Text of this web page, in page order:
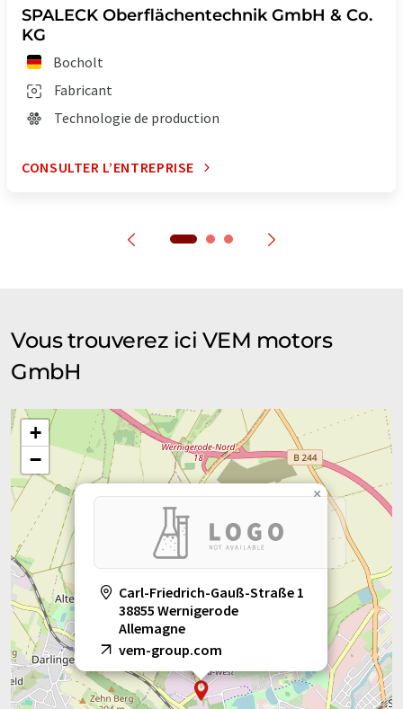
SPALECK Oberflächentechnik GmbH & Co.
KG
Bocholt
Fabricant
Technologie de production
CONSULTER L’ENTREPRISE
Vous trouverez ici VEM motors
GmbH
Carl-Friedrich-Gauß-Straße 1
38855 Wernigerode
Allemagne
vem-group.com
×
+
−